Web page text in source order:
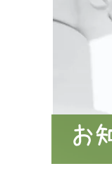
お